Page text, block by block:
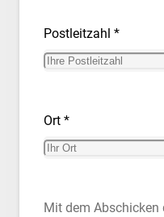
Postleitzahl *
Ort *
Mit dem